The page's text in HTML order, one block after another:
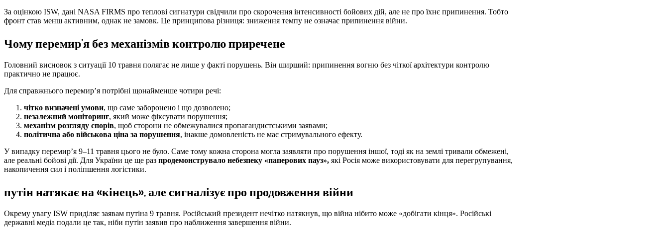
За оцінкою ISW, дані NASA FIRMS про теплові сигнатури свідчили про скорочення інтенсивності бойових дій, але не про їхнє припинення. Тобто
фронт став менш активним, однак не замовк. Це принципова різниця: зниження темпу не означає припинення війни.
Чому перемир’я без механізмів контролю приречене
Головний висновок з ситуації 10 травня полягає не лише у факті порушень. Він ширший: припинення вогню без чіткої архітектури контролю
практично не працює.
Для справжнього перемир’я потрібні щонайменше чотири речі:
чітко визначені умови, що саме заборонено і що дозволено;
незалежний моніторинг, який може фіксувати порушення;
механізм розгляду спорів, щоб сторони не обмежувалися пропагандистськими заявами;
політична або військова ціна за порушення, інакше домовленість не має стримувального ефекту.
У випадку перемир’я 9–11 травня цього не було. Саме тому кожна сторона могла заявляти про порушення іншої, тоді як на землі тривали обмежені,
але реальні бойові дії. Для України це ще раз продемонструвало небезпеку «паперових пауз», які Росія може використовувати для перегрупування,
накопичення сил і поліпшення логістики.
путін натякає на «кінець», але сигналізує про продовження війни
Окрему увагу ISW приділяє заявам путіна 9 травня. Російський президент нечітко натякнув, що війна нібито може «добігати кінця». Російські
державні медіа подали це так, ніби путін заявив про наближення завершення війни.